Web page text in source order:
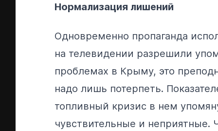
Нормализация лишений
Одновременно пропаганда
на телевидении разрешили
проблемах в Крыму, это
надо лишь потерпеть.
топливный кризис в нем
чувствительные и